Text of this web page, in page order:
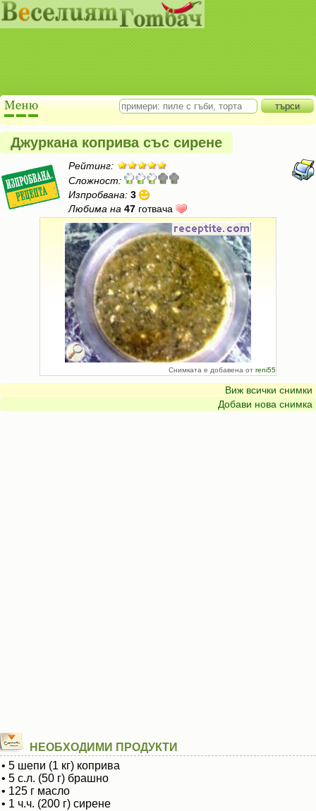
Джуркана коприва със сирене
Рейтинг:
Сложност:
Изпробвана: 3
Любима на 47 готвача
Снимката е добавена от reni55
Виж всички снимки
Добави нова снимка
НЕОБХОДИМИ ПРОДУКТИ
• 5 шепи (1 кг) коприва
• 5 с.л. (50 г) брашно
• 125 г масло
• 1 ч.ч. (200 г) сирене